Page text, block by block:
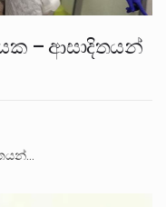
– ආසාදිතයන්